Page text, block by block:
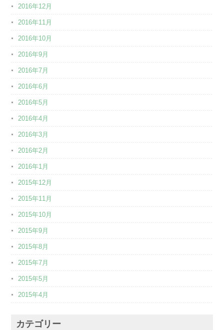
2016年12月
2016年11月
2016年10月
2016年9月
2016年7月
2016年6月
2016年5月
2016年4月
2016年3月
2016年2月
2016年1月
2015年12月
2015年11月
2015年10月
2015年9月
2015年8月
2015年7月
2015年5月
2015年4月
カテゴリー